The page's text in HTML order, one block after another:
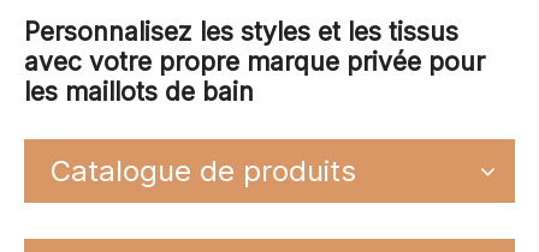
Maillots de bain pour hommes
Maillots de bain pour enfants
Dame Soutien-Gorge et Culottes
Nouvelles de la société
Nouvelles de l'industrie
Personnalisez les styles et les tissus
avec votre propre marque privée pour
les maillots de bain
Catalogue de produits